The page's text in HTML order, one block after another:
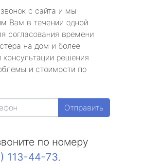
с сайта и мы
Вам в течении одной
согласования времени
на дом и более
консультации решения
и стоимости по
Отправить
по номеру
113-44-73.